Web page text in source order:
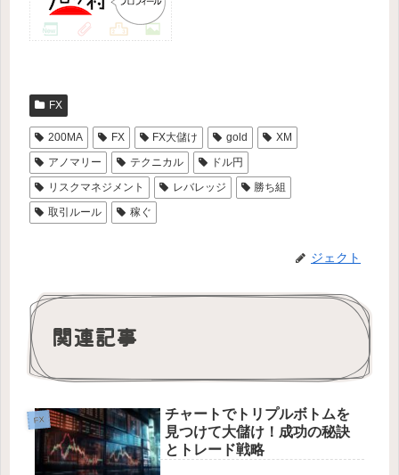
FX
200MA FX FX大儲け gold
XM
アノマリー
テクニカル
ドル円
リスクマネジメント
レバレッジ
勝ち組
取引ルール
稼ぐ
ジェクト
関連記事
FX
チャートでトリプルボトムを
見つけて大儲け！成功の秘訣
とトレード戦略